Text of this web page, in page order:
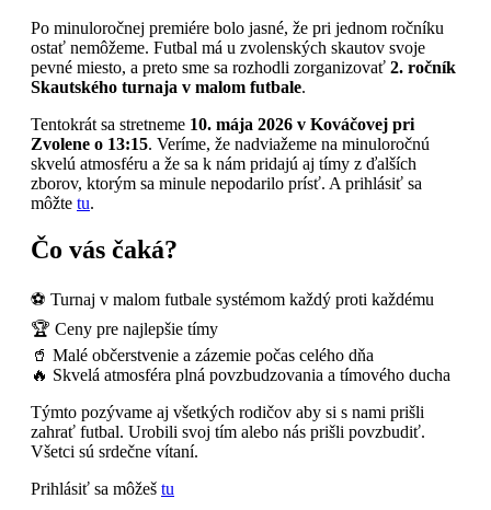
Po minuloročnej premiére bolo jasné, že pri jednom ročníku
ostať nemôžeme. Futbal má u zvolenských skautov svoje
pevné miesto, a preto sme sa rozhodli zorganizovať 2. ročník
Skautského turnaja v malom futbale.
Tentokrát sa stretneme 10. mája 2026 v Kováčovej pri
Zvolene o 13:15. Veríme, že nadviažeme na minuloročnú
skvelú atmosféru a že sa k nám pridajú aj tímy z ďalších
zborov, ktorým sa minule nepodarilo prísť. A prihlásiť sa
môžte tu.
Čo vás čaká?
⚽ Turnaj v malom futbale systémom každý proti každému
🏆 Ceny pre najlepšie tímy
🥤 Malé občerstvenie a zázemie počas celého dňa
🔥 Skvelá atmosféra plná povzbudzovania a tímového ducha
Týmto pozývame aj všetkých rodičov aby si s nami prišli
zahrať futbal. Urobili svoj tím alebo nás prišli povzbudiť.
Všetci sú srdečne vítaní.
Prihlásiť sa môžeš tu